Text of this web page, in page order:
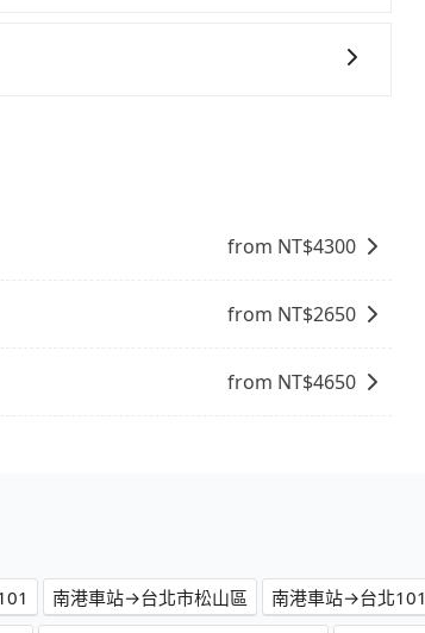
from NT$4300
from NT$2650
from NT$4650
南港車站→台北市松山區 南港車站→台北101